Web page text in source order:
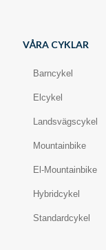
VÅRA CYKLAR
Barncykel
Elcykel
Landsvägscykel
Mountainbike
El-Mountainbike
Hybridcykel
Standardcykel